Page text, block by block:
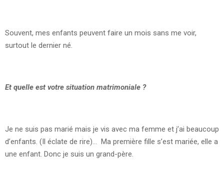
Souvent, mes enfants peuvent faire un mois sans me voir,
surtout le dernier né.
Et quelle est votre situation matrimoniale ?
Je ne suis pas marié mais je vis avec ma femme et j’ai beaucoup
d’enfants. (Il éclate de rire)… Ma première fille s’est mariée, elle a
une enfant. Donc je suis un grand-père.